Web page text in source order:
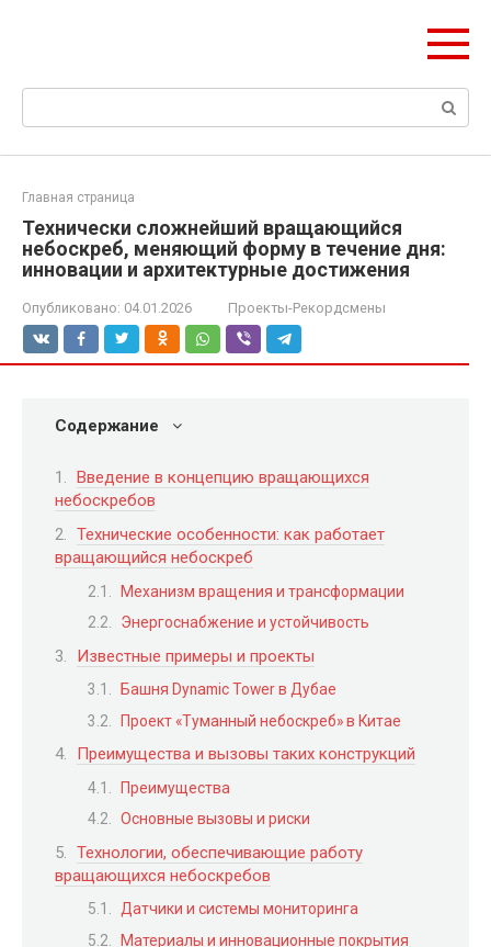
Поиск:
Главная страница
Технически сложнейший вращающийся
небоскреб, меняющий форму в течение дня:
инновации и архитектурные достижения
Опубликовано: 04.01.2026 Проекты-Рекордсмены
Содержание
Введение в концепцию вращающихся
небоскребов
Технические особенности: как работает
вращающийся небоскреб
Механизм вращения и трансформации
Энергоснабжение и устойчивость
Известные примеры и проекты
Башня Dynamic Tower в Дубае
Проект «Туманный небоскреб» в Китае
Преимущества и вызовы таких конструкций
Преимущества
Основные вызовы и риски
Технологии, обеспечивающие работу
вращающихся небоскребов
Датчики и системы мониторинга
Материалы и инновационные покрытия